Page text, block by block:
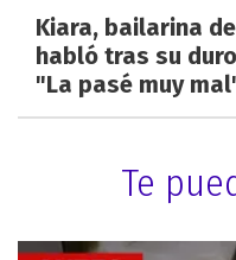
Kiara, bailarina
habló tras su
"La pasé muy
Te